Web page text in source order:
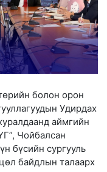
болон орон
Удирдах
аймгийн
Чойбалсан
бүсийн сургууль
байдлын талаарх